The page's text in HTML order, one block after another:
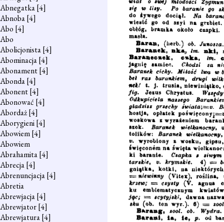
Abnegatka[4]
Abnoba[4]
Abo [4]
Abo
Abolicjonista[4]
Abominacja[4]
Abonament[4]
Abonda[4]
Abonent[4]
Abonować [4]
Abordaż[4]
Aborygieni[4]
Abowiem[4]
Abowiem
Abrahamita[4]
Abrecja[4]
Abrenuncjacja[4]
Abretia
Abrewjacja[4]
Abrewjator[4]
Abrewjatura[4]